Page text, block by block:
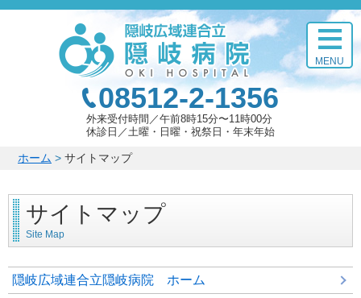
このページの本文へ
08512-2-1356
外来受付時間
午前8時15分〜11時00分
休診日
土曜・日曜・祝祭日・年末年始
MENU
こ
ペ
ー
ジ
の
置:
ホーム > サイトマップ
サイトマップ
Site Map
隠岐広域連合立隠岐病院 ホーム